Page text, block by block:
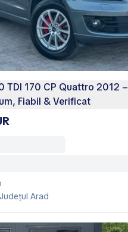
TDI 170 CP Quattro 2012 –
Fiabil & Verificat
Arad